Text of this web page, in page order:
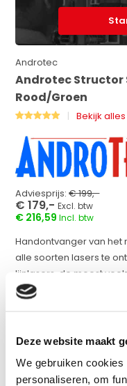
Deze website maakt
We gebruiken
personaliseren, om
Androtec
Androtec Structor
Rood/Groen
Bekijk
Adviesprijs:€ 199,-
€ 179,-Excl. btw
€ 216,59Incl. btw
Handontvanger van het
alle soorten lasers te
lijnlasers, de meest
werkdagen voor
verzonden
Vergelijk